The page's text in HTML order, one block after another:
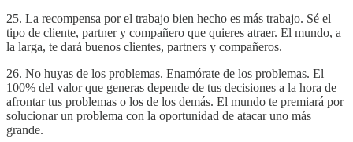
25. La recompensa por el trabajo bien hecho es más trabajo. Sé el
tipo de cliente, partner y compañero que quieres atraer. El mundo, a
la larga, te dará buenos clientes, partners y compañeros.
26. No huyas de los problemas. Enamórate de los problemas. El
100% del valor que generas depende de tus decisiones a la hora de
afrontar tus problemas o los de los demás. El mundo te premiará por
solucionar un problema con la oportunidad de atacar uno más
grande.